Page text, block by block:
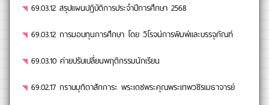
69.03.12 สรุปแผนปฏิบัติการประจำปีการศึกษา 2568
69.03.12 การมอบทุนการศึกษา โดย วิโรจน์การพิมพ์และบรรจุภัณฑ์
69.03.10 ค่ายปรับเปลี่ยนพฤติกรรมนักเรียน
69.02.17 กราบมุทิตาสักการะ พระเดชพระคุณพระเทพวชิรเมธาจารย์